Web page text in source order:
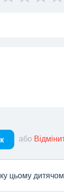
або
цьому